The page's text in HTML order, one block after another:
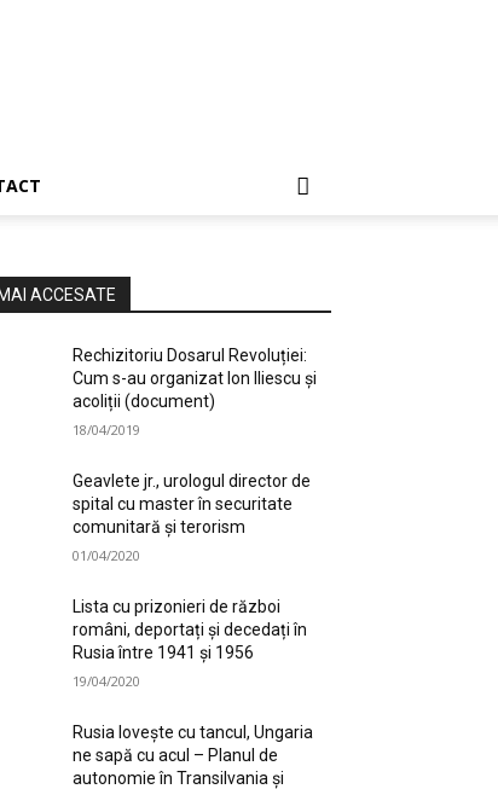
ACCESATE
Rechizitoriu Dosarul Revoluției:
Cum s-au organizat Ion Iliescu și
acoliții (document)
18/04/2019
Geavlete jr., urologul director de
spital cu master în securitate
comunitară și terorism
01/04/2020
Lista cu prizonieri de război
români, deportați și decedați în
Rusia între 1941 și 1956
19/04/2020
Rusia lovește cu tancul, Ungaria
ne sapă cu acul – Planul de
autonomie în Transilvania și